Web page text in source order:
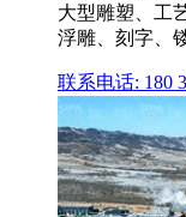
大型雕塑、工
浮雕、刻字、
联系电话: 180